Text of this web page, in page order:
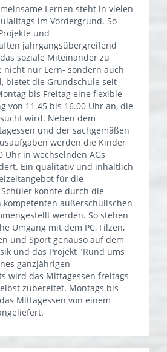
Lernen steht in vielen
im Vordergrund. So
und
jahrgangsübergreifend
soziale Miteinander zu
nicht nur Lern- sondern auch
bietet die Grundschule seit
bis Freitag eine flexible
von 11.45 bis 16.00 Uhr an, die
wird. Neben dem
und der sachgemäßen
werden die Kinder
Uhr in wechselnden AGs
Ein qualitativ und inhaltlich
für die
konnte durch die
kompetenten außerschulischen
werden. So stehen
Umgang mit dem PC, Filzen,
und Sport genauso auf dem
und das Projekt "Rund ums
ganzjährigen
wird das Mittagessen freitags
zubereitet. Montags bis
Mittagessen von einem